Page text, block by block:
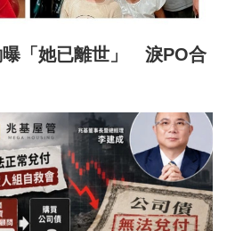
曝「她已離世」 淚PO合